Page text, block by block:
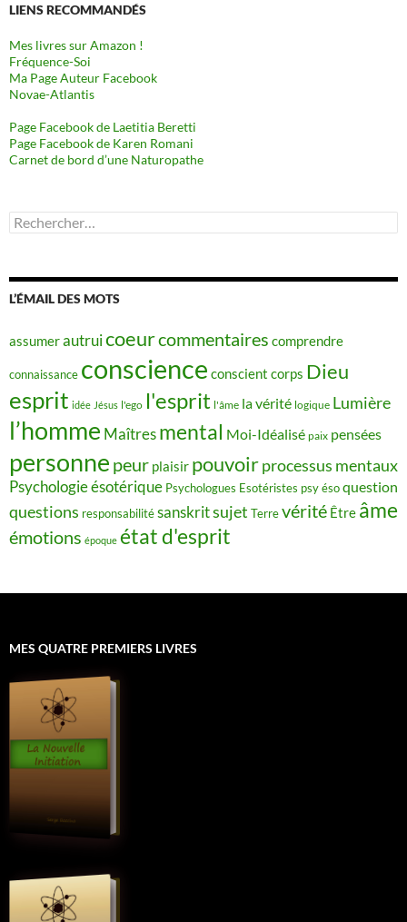
LIENS RECOMMANDÉS
Mes livres sur Amazon !
Fréquence-Soi
Ma Page Auteur Facebook
Novae-Atlantis
Page Facebook de Laetitia Beretti
Page Facebook de Karen Romani
Carnet de bord d’une Naturopathe
Rechercher :
L’ÉMAIL DES MOTS
assumerautruicoeurcommentaires comprendre
connaissance conscience conscient corps Dieu
esprit idée Jésus l'ego l'esprit l'âme la vérité logique Lumière
l’homme Maîtres mental Moi-Idéalisé paix pensées
personne peur plaisir pouvoirprocessus mentaux
Psychologie ésotérique Psychologues Esotéristes psy ésoquestion
questions responsabilitésanskritsujet Terrevérité Être âme
émotions époque état d'esprit
MES QUATRE PREMIERS LIVRES